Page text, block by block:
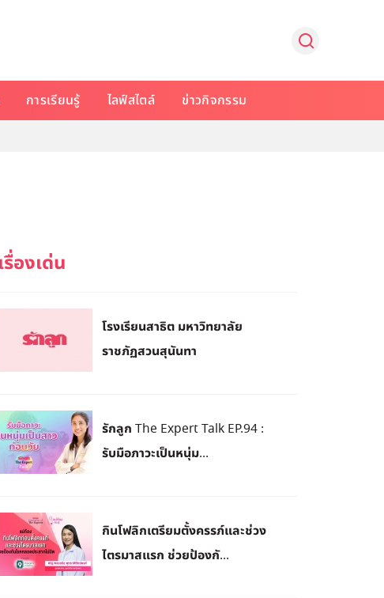
การเรียนรู้ ไลฟ์สไตล์ ข่าวกิจกรรม
โรงเรียนสาธิต มหาวิทยาลัย
ราชภัฏสวนสุนันทา
รักลูก The Expert Talk EP.94 :
รับมือภาวะเป็นหนุ่ม...
กินโฟลิกเตรียมตั้งครรภ์และช่วง
ไตรมาสแรก ช่วยป้องกั...